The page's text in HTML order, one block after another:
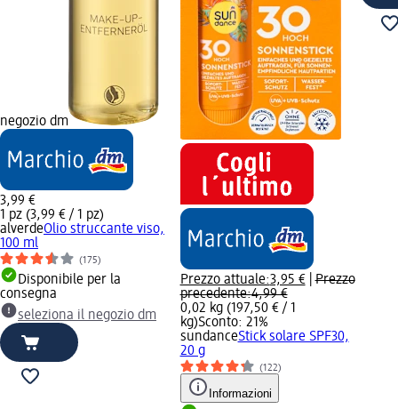
negozio dm
3,99 €
1 pz (3,99 € / 1 pz)
alverdeOlio struccante viso,
100 ml
(175)
Disponibile per la
consegna
seleziona il negozio dm
Prezzo attuale:3,95 €|Prezzo
precedente:4,99 €
0,02 kg (197,50 € / 1
kg)Sconto: 21%
sundanceStick solare SPF30,
20 g
(122)
Informazioni